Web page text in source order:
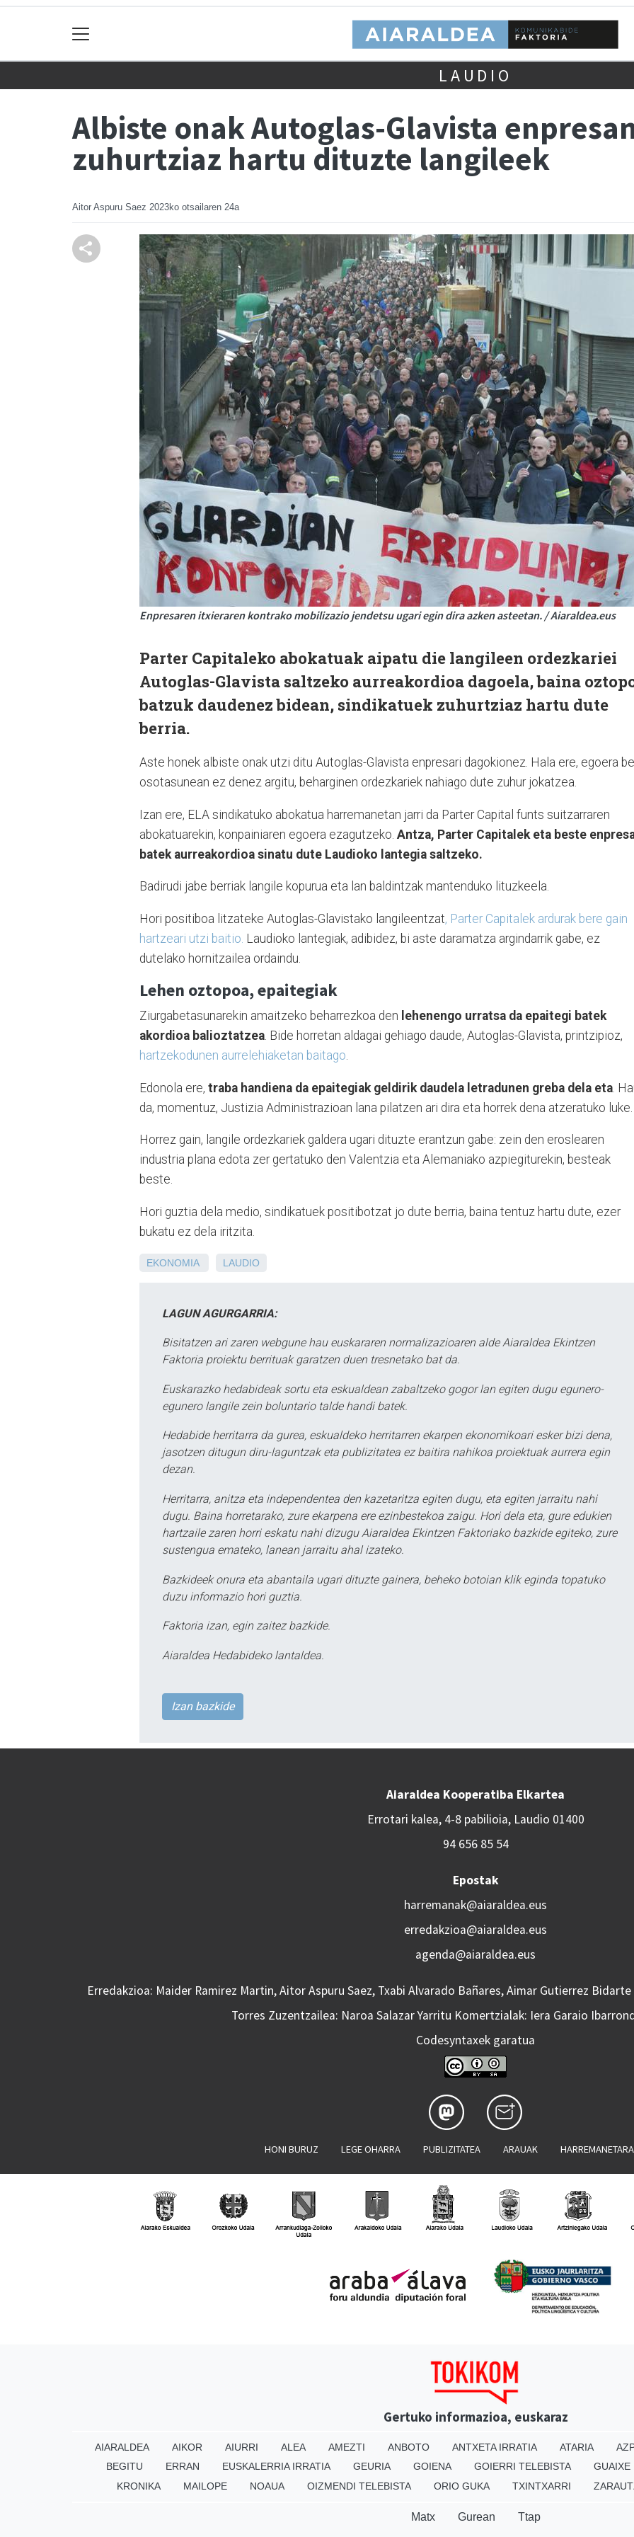
LAUDIO
Albiste onak Autoglas-Glavista
zuhurtziaz hartu dituzte langileek
Aitor Aspuru Saez 2023ko otsailaren 24a
Enpresaren itxieraren kontrako mobilizazio jendetsu ugari egin dira azken asteetan. / Aiaraldea.eus
Parter Capitaleko abokatuak aipatu die langileen ordezkariei
Autoglas-Glavista saltzeko aurreakordioa dagoela, baina
batzuk daudenez bidean, sindikatuek zuhurtziaz hartu dute
berria.
Aste honek albiste onak utzi ditu Autoglas-Glavista enpresari dagokionez. Hala ere, egoera
osotasunean ez denez argitu, beharginen ordezkariek nahiago dute zuhur jokatzea.
Izan ere, ELA sindikatuko abokatua harremanetan jarri da Parter Capital funts suitzarraren
abokatuarekin, konpainiaren egoera ezagutzeko. Antza, Parter Capitalek eta beste
batek aurreakordioa sinatu dute Laudioko lantegia saltzeko.
Badirudi jabe berriak langile kopurua eta lan baldintzak mantenduko lituzkeela.
Hori positiboa litzateke Autoglas-Glavistako langileentzat, Parter Capitalek ardurak bere gain
hartzeari utzi baitio. Laudioko lantegiak, adibidez, bi aste daramatza argindarrik gabe, ez
dutelako hornitzailea ordaindu.
Lehen oztopoa, epaitegiak
Ziurgabetasunarekin amaitzeko beharrezkoa den lehenengo urratsa da epaitegi batek
akordioa balioztatzea. Bide horretan aldagai gehiago daude, Autoglas-Glavista, printzipioz,
hartzekodunen aurrelehiaketan baitago.
Edonola ere, traba handiena da epaitegiak geldirik daudela letradunen greba dela eta .
da, momentuz, Justizia Administrazioan lana pilatzen ari dira eta horrek dena atzeratuko luke.
Horrez gain, langile ordezkariek galdera ugari dituzte erantzun gabe: zein den eroslearen
industria plana edota zer gertatuko den Valentzia eta Alemaniako azpiegiturekin, besteak
beste.
Hori guztia dela medio, sindikatuek positibotzat jo dute berria, baina tentuz hartu dute, ezer
bukatu ez dela iritzita.
EKONOMIA LAUDIO
LAGUN AGURGARRIA:
Bisitatzen ari zaren webgune hau euskararen normalizazioaren alde Aiaraldea Ekintzen
Faktoria proiektu berrituak garatzen duen tresnetako bat da.
Euskarazko hedabideak sortu eta eskualdean zabaltzeko gogor lan egiten dugu egunero-
egunero langile zein boluntario talde handi batek.
Hedabide herritarra da gurea, eskualdeko herritarren ekarpen ekonomikoari esker bizi dena,
jasotzen ditugun diru-laguntzak eta publizitatea ez baitira nahikoa proiektuak aurrera egin
dezan.
Herritarra, anitza eta independentea den kazetaritza egiten dugu, eta egiten jarraitu nahi
dugu. Baina horretarako, zure ekarpena ere ezinbestekoa zaigu. Hori dela eta, gure edukien
hartzaile zaren horri eskatu nahi dizugu Aiaraldea Ekintzen Faktoriako bazkide egiteko, zure
sustengua emateko, lanean jarraitu ahal izateko.
Bazkideek onura eta abantaila ugari dituzte gainera, beheko botoian klik eginda topatuko
duzu informazio hori guztia.
Faktoria izan, egin zaitez bazkide.
Aiaraldea Hedabideko lantaldea.
Izan bazkide
Aiaraldea Kooperatiba Elkartea
Errotari kalea, 4-8 pabilioia, Laudio 01400
94 656 85 54
Epostak
harremanak@aiaraldea.eus
erredakzioa@aiaraldea.eus
agenda@aiaraldea.eus
Erredakzioa: Maider Ramirez Martin, Aitor Aspuru Saez, Txabi Alvarado Bañares, Aimar Gutierrez
Torres Zuzentzailea: Naroa Salazar Yarritu Komertzialak: Iera Garaio
Codesyntaxek garatua
HONI BURUZ LEGE OHARRA PUBLIZITATEA ARAUAK
Gertuko informazioa, euskaraz
AIARALDEA AIKOR AIURRI ALEA AMEZTI ANBOTO ANTXETA IRRATIA ATARIA
BEGITU
ERRAN EUSKALERRIA IRRATIA GEURIA GOIENA GOIERRI TELEBISTA GUAIXE
KRONIKA
MAILOPE NOAUA OIZMENDI TELEBISTA ORIO GUKA TXINTXARRI
Matx Gurean Ttap